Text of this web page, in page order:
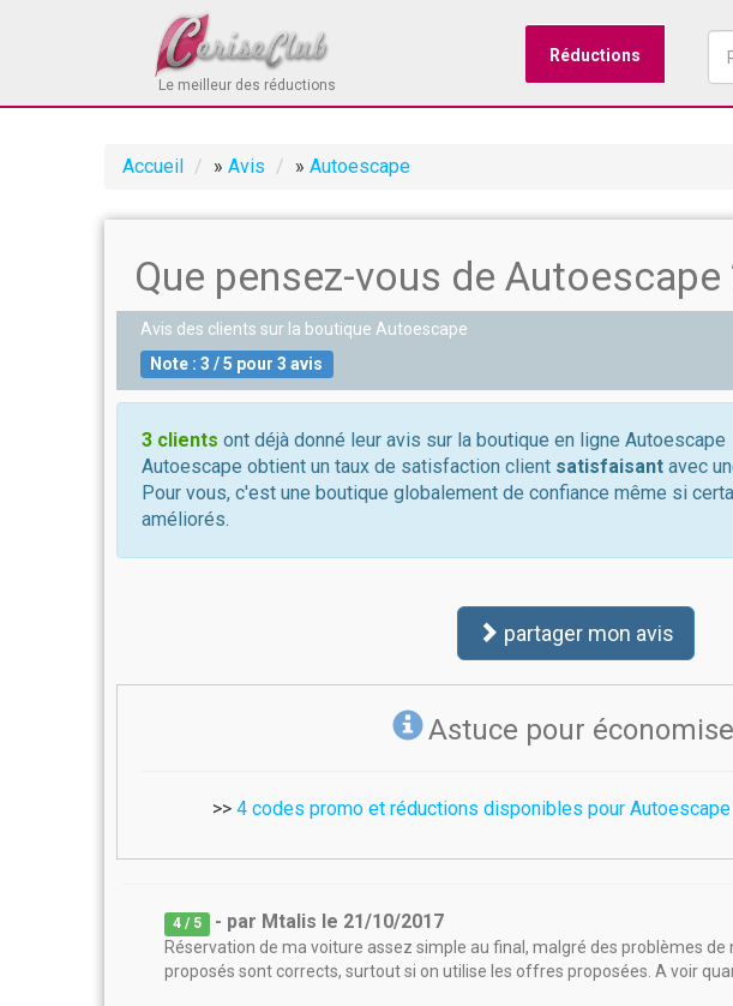
Le meilleur des réductions
Réductions
Accueil » Avis » Autoescape
Que pensez-vous de Autoescape
Avis des clients sur la boutique Autoescape
Note :3 /5 pour3 avis
3 clients ont déjà donné leur avis sur la boutique en ligne Autoescape
Autoescape obtient un taux de satisfaction client satisfaisant avec
Pour vous, c'est une boutique globalement de confiance même si
améliorés.
partager mon avis
Astuce pour
>>4 codes promo et réductions disponibles pour Autoescape
4 / 5 - par Mtalis le 21/10/2017
Réservation de ma voiture assez simple au final, malgré des problèmes
proposés sont corrects, surtout si on utilise les offres proposées. A voir